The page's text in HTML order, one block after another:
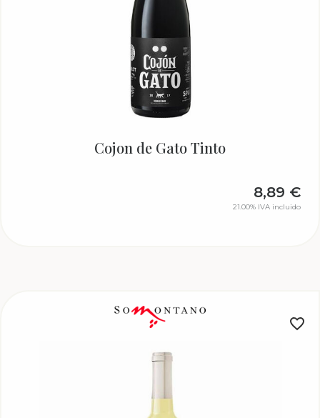
Cojon de Gato Tinto
8,89 €
21.00% IVA incluido